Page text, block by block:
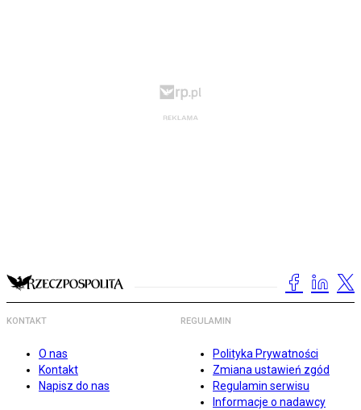
KONTAKT
O nas
Kontakt
Napisz do nas
REGULAMIN
Polityka Prywatności
Zmiana ustawień zgód
Regulamin serwisu
Informacje o nadawcy